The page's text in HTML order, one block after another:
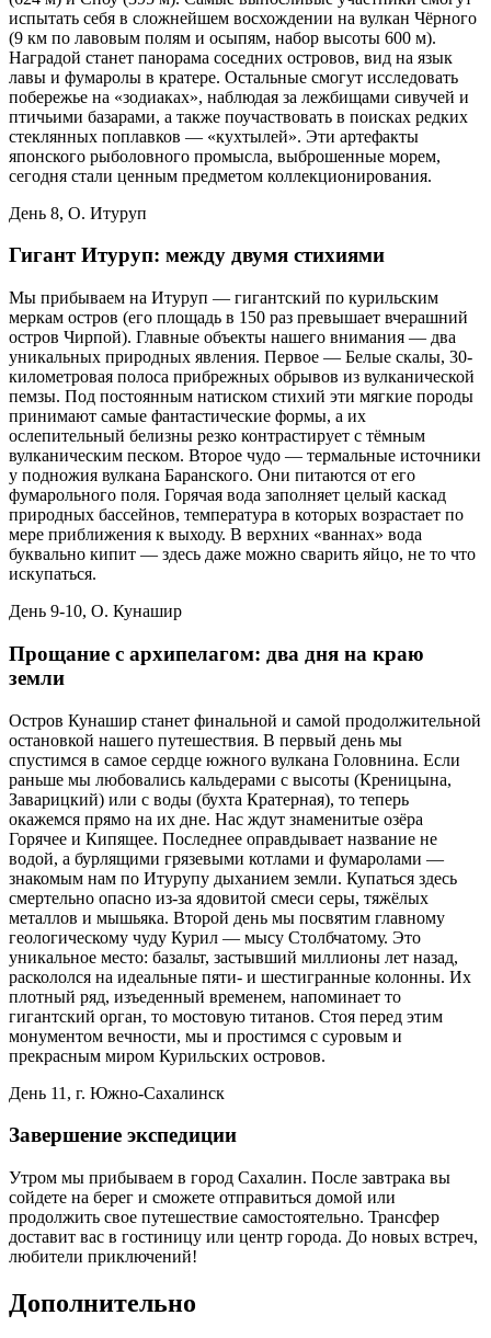
испытать себя в сложнейшем восхождении на вулкан Чёрного
(9 км по лавовым полям и осыпям, набор высоты 600 м).
Наградой станет панорама соседних островов, вид на язык
лавы и фумаролы в кратере. Остальные смогут исследовать
побережье на «зодиаках», наблюдая за лежбищами сивучей и
птичьими базарами, а также поучаствовать в поисках редких
стеклянных поплавков — «кухтылей». Эти артефакты
японского рыболовного промысла, выброшенные морем,
сегодня стали ценным предметом коллекционирования.
День 8, О. Итуруп
Гигант Итуруп: между двумя стихиями
Мы прибываем на Итуруп — гигантский по курильским
меркам остров (его площадь в 150 раз превышает вчерашний
остров Чирпой). Главные объекты нашего внимания — два
уникальных природных явления. Первое — Белые скалы, 30-
километровая полоса прибрежных обрывов из вулканической
пемзы. Под постоянным натиском стихий эти мягкие породы
принимают самые фантастические формы, а их
ослепительный белизны резко контрастирует с тёмным
вулканическим песком. Второе чудо — термальные источники
у подножия вулкана Баранского. Они питаются от его
фумарольного поля. Горячая вода заполняет целый каскад
природных бассейнов, температура в которых возрастает по
мере приближения к выходу. В верхних «ваннах» вода
буквально кипит — здесь даже можно сварить яйцо, не то что
искупаться.
День 9-10, О. Кунашир
Прощание с архипелагом: два дня на краю
земли
Остров Кунашир станет финальной и самой продолжительной
остановкой нашего путешествия. В первый день мы
спустимся в самое сердце южного вулкана Головнина. Если
раньше мы любовались кальдерами с высоты (Креницына,
Заварицкий) или с воды (бухта Кратерная), то теперь
окажемся прямо на их дне. Нас ждут знаменитые озёра
Горячее и Кипящее. Последнее оправдывает название не
водой, а бурлящими грязевыми котлами и фумаролами —
знакомым нам по Итурупу дыханием земли. Купаться здесь
смертельно опасно из-за ядовитой смеси серы, тяжёлых
металлов и мышьяка. Второй день мы посвятим главному
геологическому чуду Курил — мысу Столбчатому. Это
уникальное место: базальт, застывший миллионы лет назад,
раскололся на идеальные пяти- и шестигранные колонны. Их
плотный ряд, изъеденный временем, напоминает то
гигантский орган, то мостовую титанов. Стоя перед этим
монументом вечности, мы и простимся с суровым и
прекрасным миром Курильских островов.
День 11, г. Южно-Сахалинск
Завершение экспедиции
Утром мы прибываем в город Сахалин. После завтрака вы
сойдете на берег и сможете отправиться домой или
продолжить свое путешествие самостоятельно. Трансфер
доставит вас в гостиницу или центр города. До новых встреч,
любители приключений!
Дополнительно